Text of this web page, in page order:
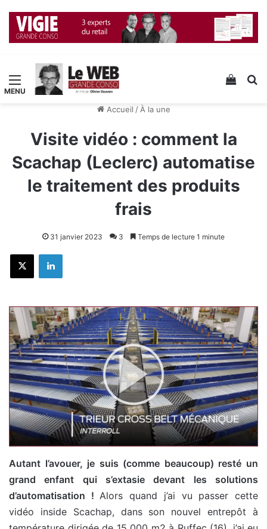
Menu Voir
Accueil / À la une
Visite vidéo : comment la
Scachap (Leclerc) automatise
le traitement des produits
frais
31 janvier 2023 3 Temps de lecture 1 minute
X Linkedin
Autant l’avouer, je suis (comme beaucoup) resté un
grand enfant qui s’extasie devant les solutions
d’automatisation !Alors quand j’ai vu passer cette
vidéo inside Scachap, dans son nouvel entrepôt à